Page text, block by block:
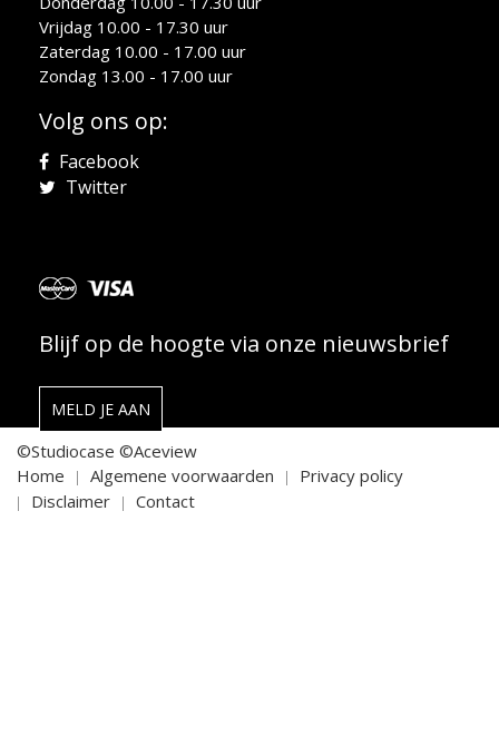
Vrijdag 10.00 - 17.30 uur
Zaterdag 10.00 - 17.00 uur
Zondag 13.00 - 17.00 uur
Volg ons op:
Facebook
Twitter
Blijf op de hoogte via onze nieuwsbrief
MELD JE AAN
©Studiocase ©Aceview
Home
Algemene voorwaarden
Privacy policy
Disclaimer
Contact